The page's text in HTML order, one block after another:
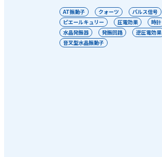
AT振動子 クォーツ パルス信号
ピエールキュリー
圧電効果 時計
水晶発振器
発振回路 逆圧電効果
音叉型水晶振動子